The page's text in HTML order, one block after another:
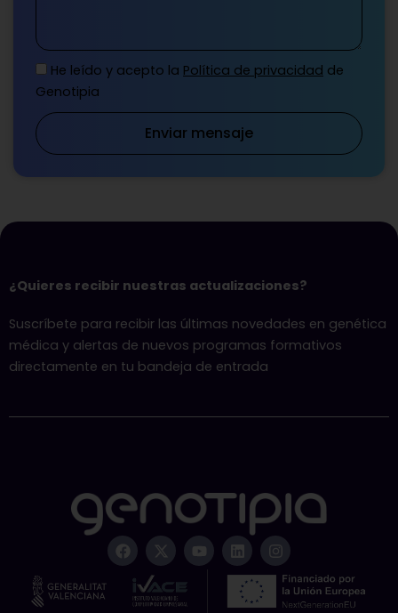
He leído y acepto la Política de privacidad de
Genotipia
Enviar mensaje
¿Quieres recibir nuestras actualizaciones?
Suscríbete para recibir las últimas novedades en genética
médica y alertas de nuevos programas formativos
directamente en tu bandeja de entrada
F
a
c
X
-
t
w
i
Y
o
u
L
i
n
k
e
I
n
s
a